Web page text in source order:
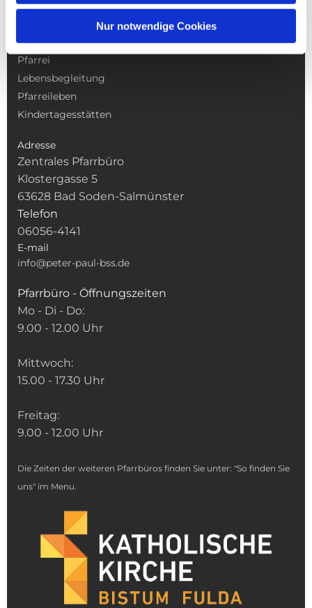
Nur notwendige Cookies
Gottesdienste
Pfarrei
Lebensbegleitung
Pfarreileben
Kindertagesstätten
Adresse
Zentrales Pfarrbüro
Klostergasse 5
63628 Bad Soden-Salmünster
Telefon
06056-4141
E-mail
info@peter-paul-bss.de
Pfarrbüro - Öffnungszeiten
Mo - Di - Do:
9.00 - 12.00 Uhr
Mittwoch:
15.00 - 17.30 Uhr
Freitag:
9.00 - 12.00 Uhr
Die Zeiten der weiteren Pfarrbüros finden Sie unter: "So finden Sie
uns" im Menu.